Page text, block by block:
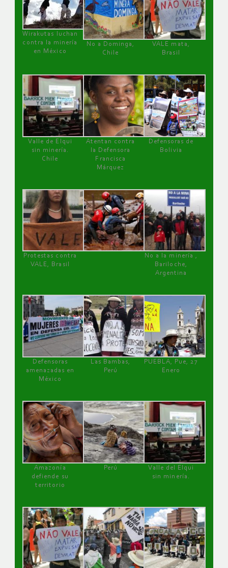
Wirakutas luchan
contra la minería
en México
No a Dominga,
Chile
VALE mata,
Brasil
Valle de Elqui
sin minería.
Chile
Atentan contra
la Defensora
Francisca
Márquez
Defensoras de
Bolivia
Protestas contra
VALE, Brasil
No a la minería ,
Bariloche,
Argentina
Defensoras
amenazadas en
México
Las Bambas,
Perú
PUEBLA, Pue, 27
Enero
Amazonía
defiende su
territorio
Perú
Valle del Elqui
sin minería.